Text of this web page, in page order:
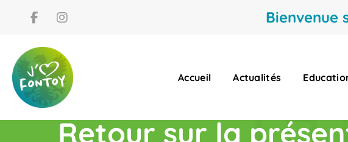
Bienvenue
Accueil Actualités
Retour sur la